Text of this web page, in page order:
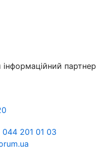
інформаційний партнер
201 01 03